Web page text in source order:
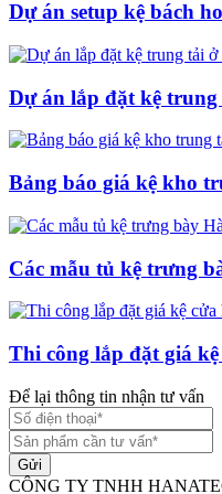
Dự án setup kệ bách
Dự án lắp đặt kệ
Bảng báo giá kệ kho
Các mẫu tủ kệ trưng
Thi công lắp đặt giá
Để lại thông tin nhận tư vấn
Gửi
CÔNG TY TNHH